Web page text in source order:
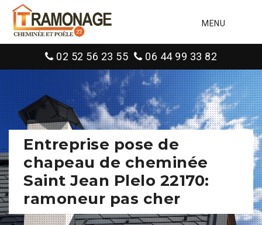
MENU
02 52 56 23 55 06 44 99 33 82
Entreprise pose de
chapeau de cheminée
Saint Jean Plelo 22170:
ramoneur pas cher